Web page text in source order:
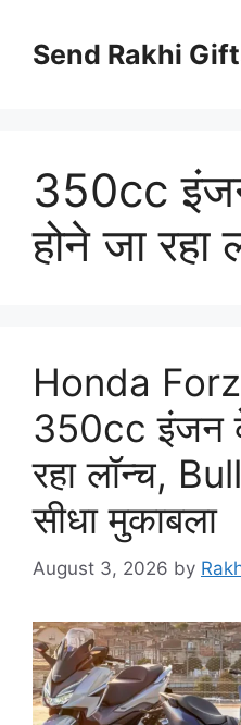
contentSend Rakhi
350cc
होने जा रहा
Honda
350cc इंजन
रहा लॉन्च,
सीधा मुकाबला
August 3, 2026 by